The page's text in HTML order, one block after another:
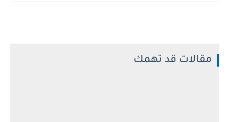
مقالات قد تهمك